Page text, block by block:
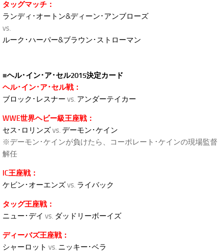
タッグマッチ：
ランディ･オートン&ディーン･アンブローズ
vs.
ルーク･ハーパー&ブラウン･ストローマン
■ヘル･イン･ア･セル2015決定カード
ヘル･イン･ア･セル戦：
ブロック･レスナー vs. アンダーテイカー
WWE世界ヘビー級王座戦：
セス･ロリンズvs. デーモン･ケイン
※デーモン･ケインが負けたら、コーポレート･ケインの現場監督
解任
IC王座戦：
ケビン･オーエンズvs. ライバック
タッグ王座戦：
ニュー･デイ vs. ダッドリーボーイズ
ディーバズ王座戦：
シャーロット vs. ニッキー･ベラ